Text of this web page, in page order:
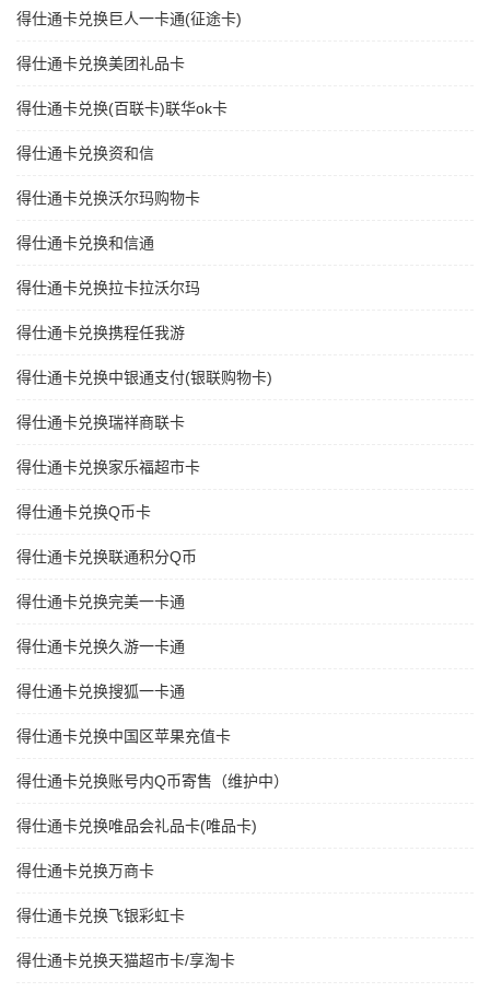
得仕通卡兑换巨人一卡通(征途卡)
得仕通卡兑换美团礼品卡
得仕通卡兑换(百联卡)联华ok卡
得仕通卡兑换资和信
得仕通卡兑换沃尔玛购物卡
得仕通卡兑换和信通
得仕通卡兑换拉卡拉沃尔玛
得仕通卡兑换携程任我游
得仕通卡兑换中银通支付(银联购物卡)
得仕通卡兑换瑞祥商联卡
得仕通卡兑换家乐福超市卡
得仕通卡兑换Q币卡
得仕通卡兑换联通积分Q币
得仕通卡兑换完美一卡通
得仕通卡兑换久游一卡通
得仕通卡兑换搜狐一卡通
得仕通卡兑换中国区苹果充值卡
得仕通卡兑换账号内Q币寄售（维护中）
得仕通卡兑换唯品会礼品卡(唯品卡)
得仕通卡兑换万商卡
得仕通卡兑换飞银彩虹卡
得仕通卡兑换天猫超市卡/享淘卡